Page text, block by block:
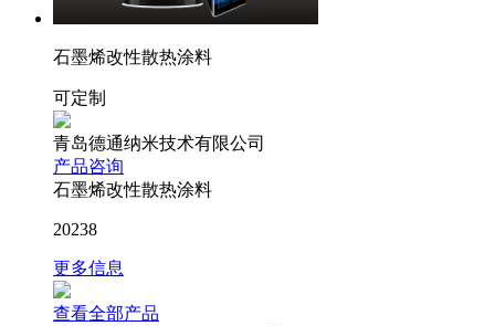
石墨烯改性散热涂料
可定制
青岛德通纳米技术有限公司
产品咨询
石墨烯改性散热涂料
20238
更多信息
查看全部产品